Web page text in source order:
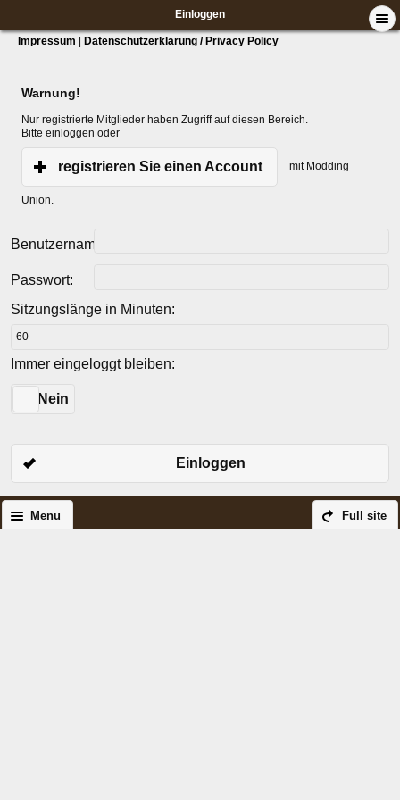
Einloggen
Impressum Datenschutzerklärung / Privacy Policy
Warnung!
Nur registrierte Mitglieder haben Zugriff auf diesen Bereich.
Bitte einloggen oder
registrieren Sie einen Account mit Modding
Union.
Benutzername:
Passwort:
Sitzungslänge in Minuten:
Immer eingeloggt bleiben:
Nein
Einloggen
Full site
Menu